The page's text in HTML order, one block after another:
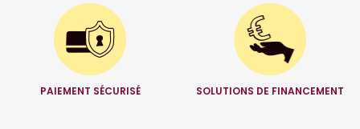
PAIEMENT SÉCURISÉ SOLUTIONS DE FINANCEMENT